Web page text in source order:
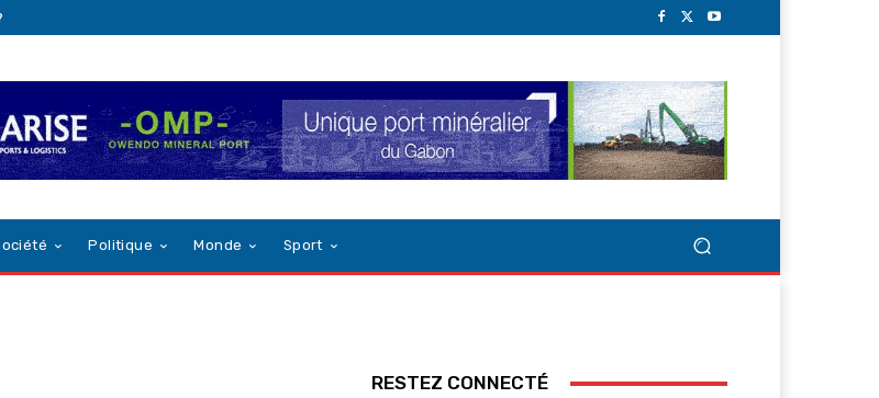
Politique Monde Sport
RESTEZ CONNECTÉ